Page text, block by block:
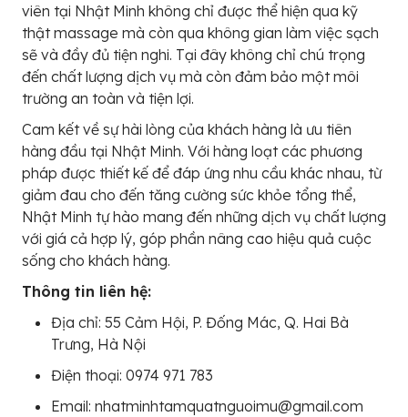
viên tại Nhật Minh không chỉ được thể hiện qua kỹ
thật massage mà còn qua không gian làm việc sạch
sẽ và đầy đủ tiện nghi. Tại đây không chỉ chú trọng
đến chất lượng dịch vụ mà còn đảm bảo một môi
trường an toàn và tiện lợi.
Cam kết về sự hài lòng của khách hàng là ưu tiên
hàng đầu tại Nhật Minh. Với hàng loạt các phương
pháp được thiết kế để đáp ứng nhu cầu khác nhau, từ
giảm đau cho đến tăng cường sức khỏe tổng thể,
Nhật Minh tự hào mang đến những dịch vụ chất lượng
với giá cả hợp lý, góp phần nâng cao hiệu quả cuộc
sống cho khách hàng.
Thông tin liên hệ:
Địa chỉ: 55 Cảm Hội, P. Đống Mác, Q. Hai Bà
Trưng, Hà Nội
Điện thoại: 0974 971 783
Email: nhatminhtamquatnguoimu@gmail.com